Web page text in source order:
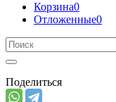
Корзина0
Отложенные0
Поделиться